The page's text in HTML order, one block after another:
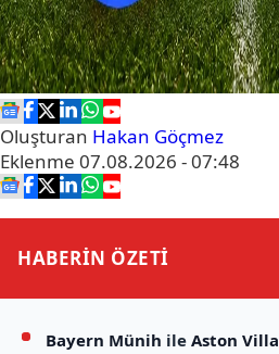
Oluşturan Hakan Göçmez
Eklenme 07.08.2026 - 07:48
HABERİN ÖZETİ
Bayern Münih ile Aston Villa